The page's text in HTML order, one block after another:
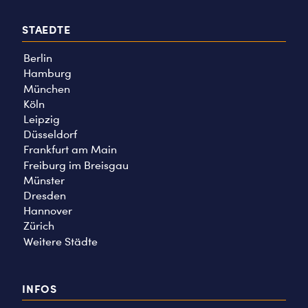
STAEDTE
Berlin
Hamburg
München
Köln
Leipzig
Düsseldorf
Frankfurt am Main
Freiburg im Breisgau
Münster
Dresden
Hannover
Zürich
Weitere Städte
INFOS